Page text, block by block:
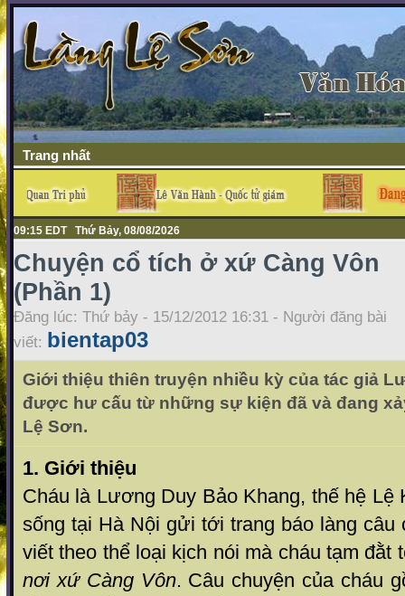
Trang nhất
09:15 EDT Thứ Bảy, 08/08/2026
Chuyện cổ tích ở xứ Càng Vôn
(Phần 1)
Đăng lúc: Thứ bảy - 15/12/2012 16:31 - Người đăng bài
viết: bientap03
Giới thiệu thiên truyện nhiều kỳ của tác giả
được hư cấu từ những sự kiện đã và đang
Lệ Sơn.
1. Giới thiệu
Cháu là Lương Duy Bảo Khang, thế hệ Lệ
sống tại Hà Nội gửi tới trang báo làng
viết theo thể loại kịch nói mà cháu tạm đằt
nơi xứ Càng Vôn. Câu chuyện của cháu